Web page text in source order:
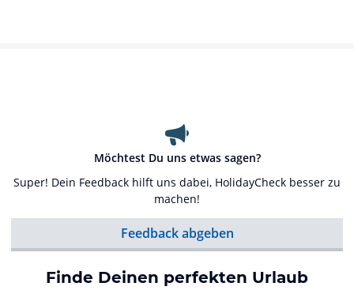
Möchtest Du uns etwas sagen?
Super! Dein Feedback hilft uns dabei, HolidayCheck besser zu
machen!
Feedback abgeben
Finde Deinen perfekten Urlaub